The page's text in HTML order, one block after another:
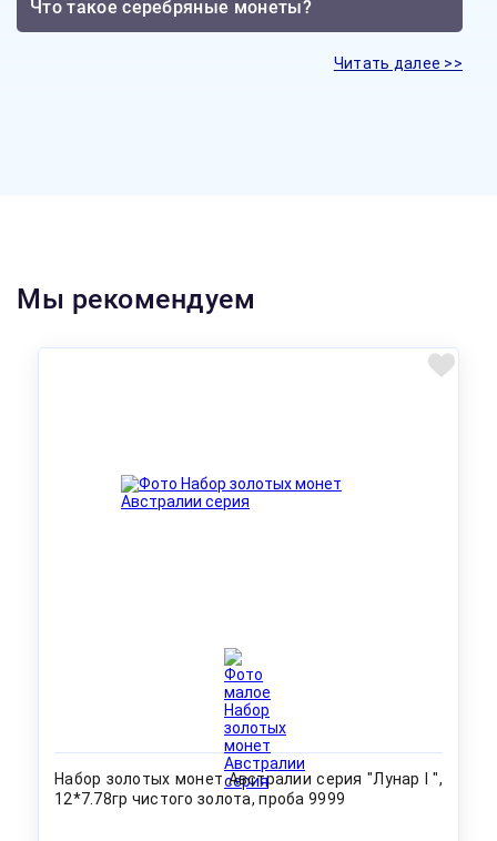
Что такое серебряные монеты?
Читать далее >>
Мы рекомендуем
Набор золотых монет Австралии серия "Лунар I ",
12*7.78гр чистого золота, проба 9999